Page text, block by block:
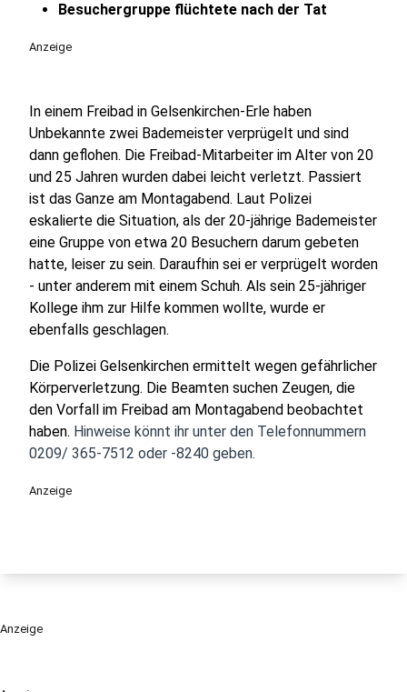
Besuchergruppe flüchtete nach der Tat
Anzeige
In einem Freibad in Gelsenkirchen-Erle haben
Unbekannte zwei Bademeister verprügelt und sind
dann geflohen. Die Freibad-Mitarbeiter im Alter von 20
und 25 Jahren wurden dabei leicht verletzt. Passiert
ist das Ganze am Montagabend. Laut Polizei
eskalierte die Situation, als der 20-jährige Bademeister
eine Gruppe von etwa 20 Besuchern darum gebeten
hatte, leiser zu sein. Daraufhin sei er verprügelt worden
- unter anderem mit einem Schuh. Als sein 25-jähriger
Kollege ihm zur Hilfe kommen wollte, wurde er
ebenfalls geschlagen.
Die Polizei Gelsenkirchen ermittelt wegen gefährlicher
Körperverletzung. Die Beamten suchen Zeugen, die
den Vorfall im Freibad am Montagabend beobachtet
haben. Hinweise könnt ihr unter den Telefonnummern
0209/ 365-7512 oder -8240 geben.
Anzeige
Anzeige